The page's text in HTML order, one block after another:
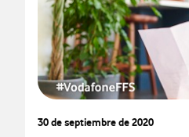
30 de septiembre de 2020